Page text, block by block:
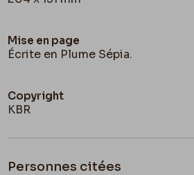
Mise en page
Écrite en Plume Sépia.
Copyright
KBR
Personnes citées